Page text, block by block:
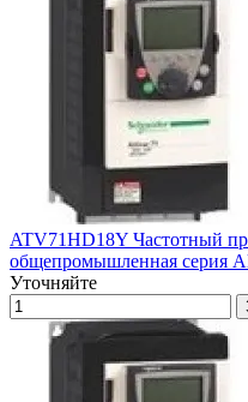
ATV71HD18Y Частотный
общепромышленная серия
Уточняйте